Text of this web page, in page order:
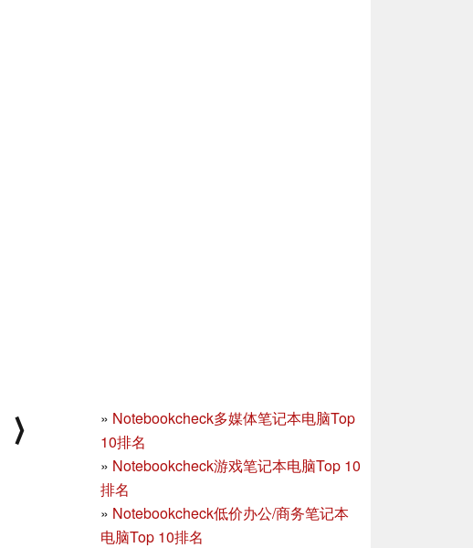
» Notebookcheck多媒体笔记本电脑Top
10排名
» Notebookcheck游戏笔记本电脑Top 10
排名
» Notebookcheck低价办公/商务笔记本
电脑Top 10排名
⟩